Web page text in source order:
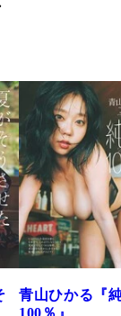
溝端 葵『もう
つの、あおい
で。』
2026年08月09日